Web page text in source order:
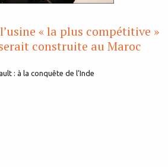
« la plus compétitive »
construite au Maroc